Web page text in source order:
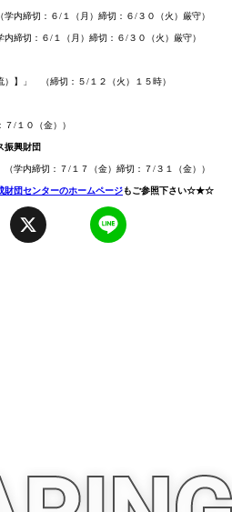
内締切：６/１（月）締切：６/３０（火）厳守）
締切：６/１（月）締切：６/３０（火）厳守）
）】」 （締切：５/１２（火）１５時）
/１０（金））
振興財団
学内締切：７/１７（金）締切：７/３１（金））
財団センターのホームページもご参照下さい☆★☆